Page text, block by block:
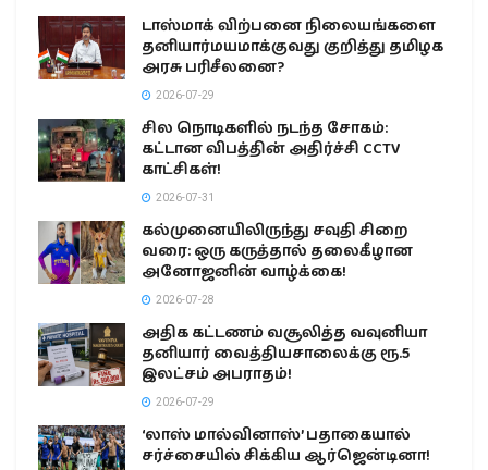
டாஸ்மாக் விற்பனை நிலையங்களை
தனியார்மயமாக்குவது குறித்து தமிழக
அரசு பரிசீலனை?
2026-07-29
சில நொடிகளில் நடந்த சோகம்:
கட்டான விபத்தின் அதிர்ச்சி CCTV
காட்சிகள்!
2026-07-31
கல்முனையிலிருந்து சவுதி சிறை
வரை: ஒரு கருத்தால் தலைகீழான
அனோஜனின் வாழ்க்கை!
2026-07-28
அதிக கட்டணம் வசூலித்த வவுனியா
தனியார் வைத்தியசாலைக்கு ரூ.5
இலட்சம் அபராதம்!
2026-07-29
‘லாஸ் மால்வினாஸ்’ பதாகையால்
சர்ச்சையில் சிக்கிய ஆர்ஜென்டினா!